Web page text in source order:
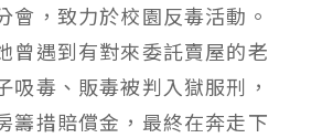
會，致力於校園反毒活動。
曾遇到有對來委託賣屋的老
吸毒、販毒被判入獄服刑，
籌措賠償金，最終在奔走下